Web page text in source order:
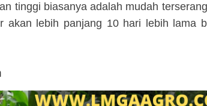
tinggi biasanya adalah mudah
akan lebih panjang 10 hari lebih lama